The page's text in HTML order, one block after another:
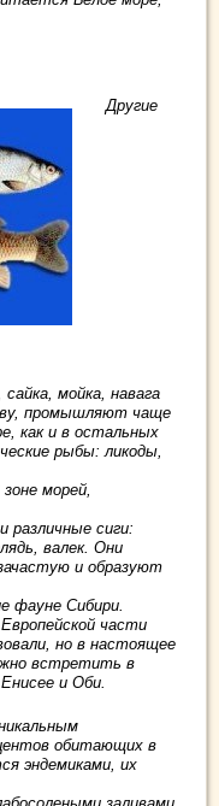
Другие
мойка, навага
промышляют чаще
как и в остальных
рыбы: ликоды,
морей,
различные сиги:
валек. Они
и образуют
фауне Сибири.
части
но в настоящее
встретить в
и Оби.
обитающих в
эндемиками, их